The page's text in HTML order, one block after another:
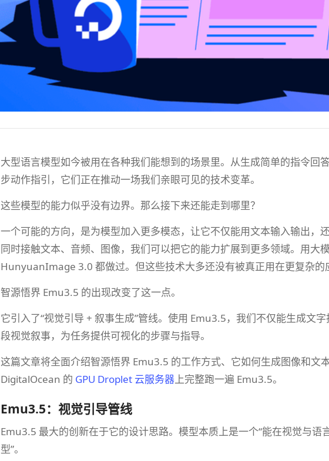
大型语言模型如今被用在各种我们能想到的场景里。从生成简单的指令回
步动作指引，它们正在推动一场我们亲眼可见的技术变革。
这些模型的能力似乎没有边界。那么接下来还能走到哪里？
一个可能的方向，是为模型加入更多模态，让它不仅能用文本输入输出，
同时接触文本、音频、图像，我们可以把它的能力扩展到更多领域。用大
HunyuanImage 3.0 都做过。但这些技术大多还没有被真正用在更复杂的
智源悟界 Emu3.5 的出现改变了这一点。
它引入了“视觉引导 + 叙事生成”管线。使用 Emu3.5，我们不仅能生成文
段视觉叙事，为任务提供可视化的步骤与指导。
这篇文章将全面介绍智源悟界 Emu3.5 的工作方式、它如何生成图像和文
DigitalOcean 的 GPU Droplet 云服务器上完整跑一遍 Emu3.5。
Emu3.5：视觉引导管线
Emu3.5 最大的创新在于它的设计思路。模型本质上是一个“能在视觉与
型”。